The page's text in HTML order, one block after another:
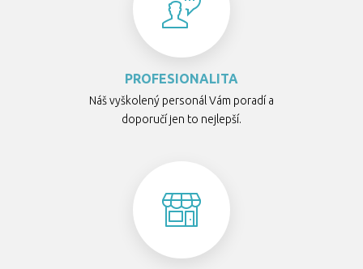
PROFESIONALITA
Náš vyškolený personál Vám poradí a
doporučí jen to nejlepší.